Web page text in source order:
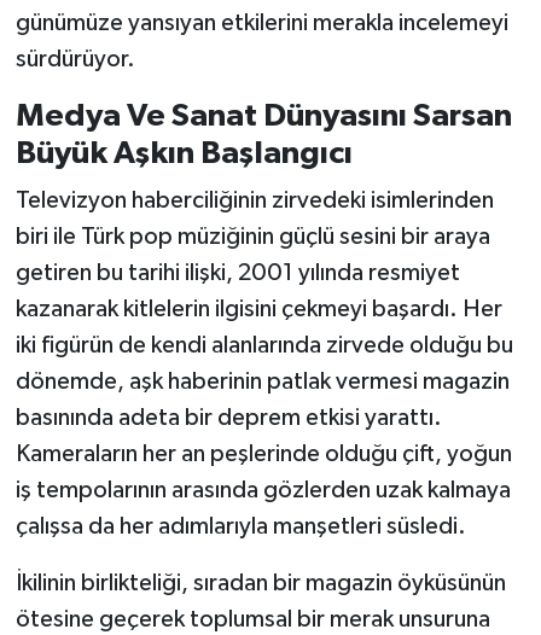
günümüze yansıyan etkilerini merakla incelemeyi
sürdürüyor.
Medya Ve Sanat Dünyasını Sarsan
Büyük Aşkın Başlangıcı
Televizyon haberciliğinin zirvedeki isimlerinden
biri ile Türk pop müziğinin güçlü sesini bir araya
getiren bu tarihi ilişki, 2001 yılında resmiyet
kazanarak kitlelerin ilgisini çekmeyi başardı. Her
iki figürün de kendi alanlarında zirvede olduğu bu
dönemde, aşk haberinin patlak vermesi magazin
basınında adeta bir deprem etkisi yarattı.
Kameraların her an peşlerinde olduğu çift, yoğun
iş tempolarının arasında gözlerden uzak kalmaya
çalışsa da her adımlarıyla manşetleri süsledi.
İkilinin birlikteliği, sıradan bir magazin öyküsünün
ötesine geçerek toplumsal bir merak unsuruna